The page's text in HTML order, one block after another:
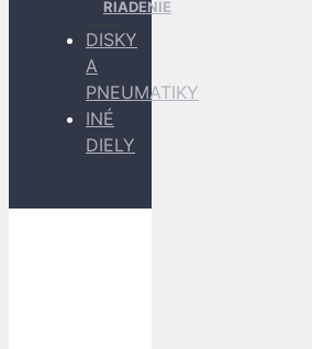
RIADENIE
DISKY
A
PNEUMATIKY
INÉ
DIELY